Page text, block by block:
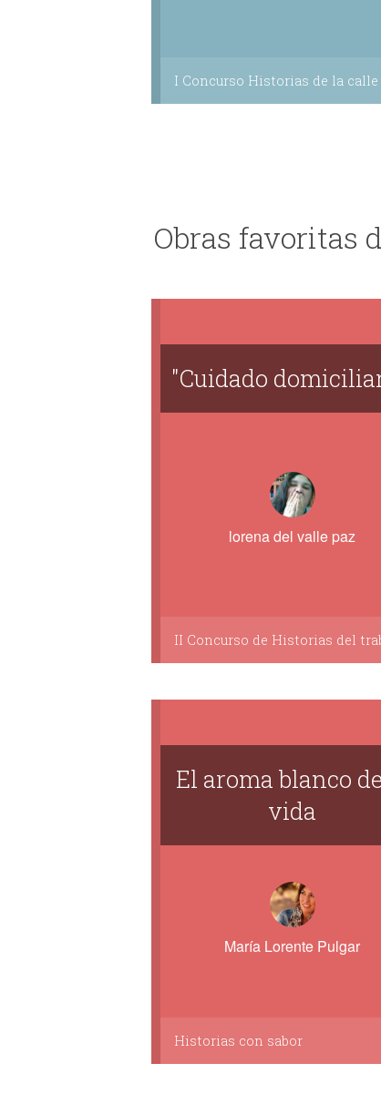
I Concurso Historias de la calle
Obras favoritas
"Cuidado
lorena del valle paz
II Concurso de Historias del
El aroma blanco
vida
María Lorente Pulgar
Historias con sabor